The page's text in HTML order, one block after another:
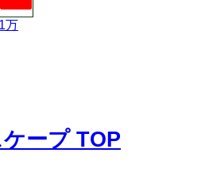
万
ープ TOP